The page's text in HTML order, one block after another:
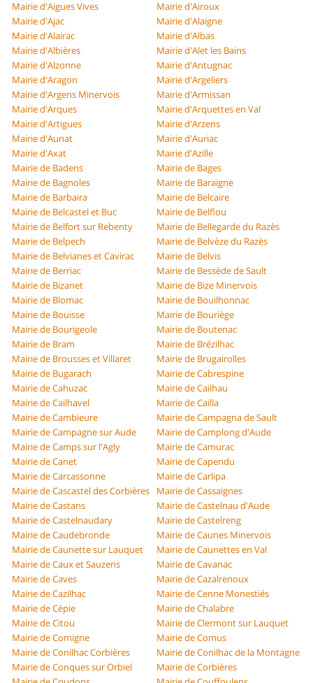
Mairie d'Aigues Vives
Mairie d'Airoux
Mairie d'Ajac
Mairie d'Alaigne
Mairie d'Alairac
Mairie d'Albas
Mairie d'Albières
Mairie d'Alet les Bains
Mairie d'Alzonne
Mairie d'Antugnac
Mairie d'Aragon
Mairie d'Argeliers
Mairie d'Argens Minervois
Mairie d'Armissan
Mairie d'Arques
Mairie d'Arquettes en Val
Mairie d'Artigues
Mairie d'Arzens
Mairie d'Aunat
Mairie d'Auriac
Mairie d'Axat
Mairie d'Azille
Mairie de Badens
Mairie de Bages
Mairie de Bagnoles
Mairie de Baraigne
Mairie de Barbaira
Mairie de Belcaire
Mairie de Belcastel et Buc
Mairie de Belflou
Mairie de Belfort sur Rebenty
Mairie de Bellegarde du Razès
Mairie de Belpech
Mairie de Belvèze du Razès
Mairie de Belvianes et Cavirac
Mairie de Belvis
Mairie de Berriac
Mairie de Bessède de Sault
Mairie de Bizanet
Mairie de Bize Minervois
Mairie de Blomac
Mairie de Bouilhonnac
Mairie de Bouisse
Mairie de Bouriège
Mairie de Bourigeole
Mairie de Boutenac
Mairie de Bram
Mairie de Brézilhac
Mairie de Brousses et Villaret
Mairie de Brugairolles
Mairie de Bugarach
Mairie de Cabrespine
Mairie de Cahuzac
Mairie de Cailhau
Mairie de Cailhavel
Mairie de Cailla
Mairie de Cambieure
Mairie de Campagna de Sault
Mairie de Campagne sur Aude
Mairie de Camplong d'Aude
Mairie de Camps sur l'Agly
Mairie de Camurac
Mairie de Canet
Mairie de Capendu
Mairie de Carcassonne
Mairie de Carlipa
Mairie de Cascastel des Corbières
Mairie de Cassaignes
Mairie de Castans
Mairie de Castelnau d'Aude
Mairie de Castelnaudary
Mairie de Castelreng
Mairie de Caudebronde
Mairie de Caunes Minervois
Mairie de Caunette sur Lauquet
Mairie de Caunettes en Val
Mairie de Caux et Sauzens
Mairie de Cavanac
Mairie de Caves
Mairie de Cazalrenoux
Mairie de Cazilhac
Mairie de Cenne Monestiés
Mairie de Cépie
Mairie de Chalabre
Mairie de Citou
Mairie de Clermont sur Lauquet
Mairie de Comigne
Mairie de Comus
Mairie de Conilhac Corbières
Mairie de Conilhac de la Montagne
Mairie de Conques sur Orbiel
Mairie de Corbières